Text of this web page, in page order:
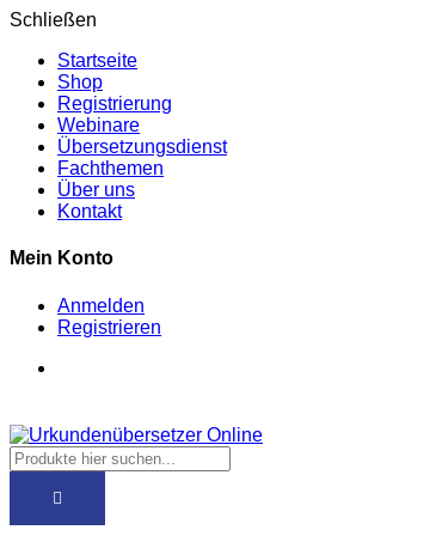
Schließen
Startseite
Shop
Registrierung
Webinare
Übersetzungsdienst
Fachthemen
Über uns
Kontakt
Mein Konto
Anmelden
Registrieren